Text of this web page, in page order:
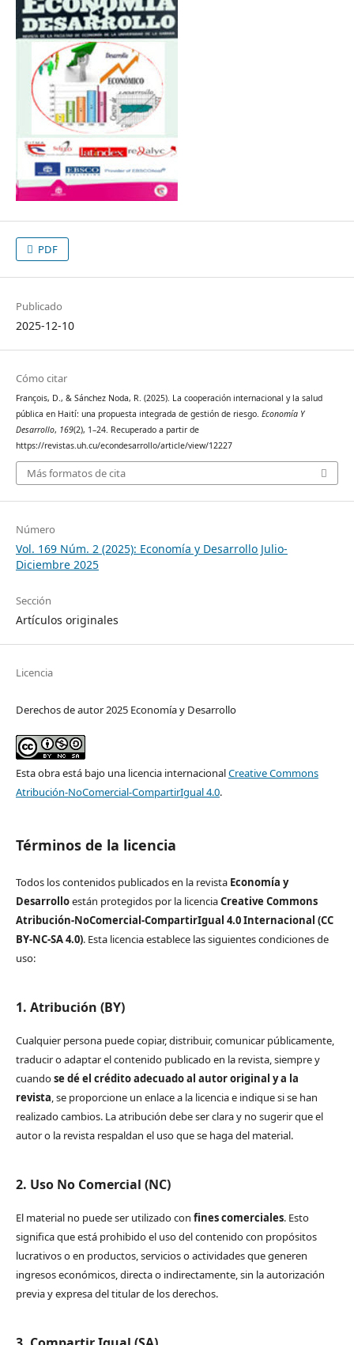
PDF
Publicado
2025-12-10
Cómo citar
François, D., & Sánchez Noda, R. (2025). La cooperación internacional y la salud
pública en Haití: una propuesta integrada de gestión de riesgo. Economía Y
Desarrollo, 169(2), 1–24. Recuperado a partir de
https://revistas.uh.cu/econdesarrollo/article/view/12227
Más formatos de cita
Número
Vol. 169 Núm. 2 (2025): Economía y Desarrollo Julio-
Diciembre 2025
Sección
Artículos originales
Licencia
Derechos de autor 2025 Economía y Desarrollo
Esta obra está bajo una licencia internacionalCreative Commons
Atribución-NoComercial-CompartirIgual 4.0.
Términos de la licencia
Todos los contenidos publicados en la revista Economía y
Desarrolloestán protegidos por la licenciaCreative Commons
Atribución-NoComercial-CompartirIgual 4.0 Internacional (CC
BY-NC-SA 4.0). Esta licencia establece las siguientes condiciones de
uso:
1. Atribución (BY)
Cualquier persona puede copiar, distribuir, comunicar públicamente,
traducir o adaptar el contenido publicado en la revista, siempre y
cuandose dé el crédito adecuado al autor original y a la
revista, se proporcione un enlace a la licencia e indique si se han
realizado cambios. La atribución debe ser clara y no sugerir que el
autor o la revista respaldan el uso que se haga del material.
2. Uso No Comercial (NC)
El material no puede ser utilizado con fines comerciales. Esto
significa que está prohibido el uso del contenido con propósitos
lucrativos o en productos, servicios o actividades que generen
ingresos económicos, directa o indirectamente, sin la autorización
previa y expresa del titular de los derechos.